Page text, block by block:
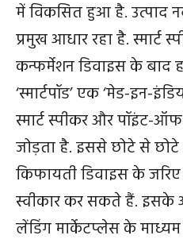
में विकसित हुआ है. उत्पाद
प्रमुख आधार रहा है. स्मार्ट
कन्फर्मेशन डिवाइस के बाद
‘स्मार्टपॉड’ एक ‘मेड-इन-
स्मार्ट स्पीकर और पॉइंट-
जोड़ता है. इससे छोटे से
किफायती डिवाइस के
स्वीकार कर सकते हैं. इसके
लेंडिंग मार्केटप्लेस के